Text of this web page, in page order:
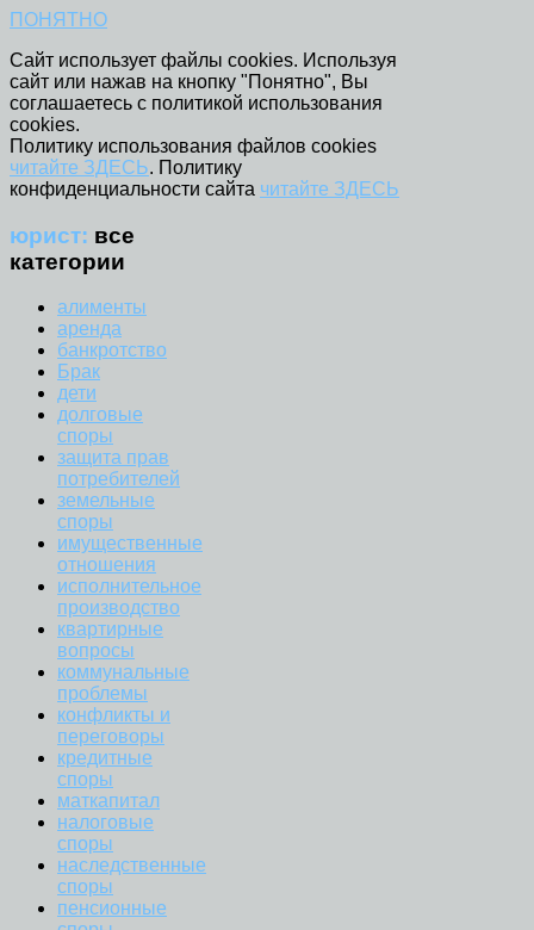
ПОНЯТНО
Сайт использует файлы cookies. Используя
сайт или нажав на кнопку "Понятно", Вы
соглашаетесь с политикой использования
cookies.
Политику использования файлов cookies
читайте ЗДЕСЬ. Политику
конфиденциальности сайта читайте ЗДЕСЬ
юрист: все
категории
алименты
аренда
банкротство
Брак
дети
долговые
споры
защита прав
потребителей
земельные
споры
имущественные
отношения
исполнительное
производство
квартирные
вопросы
коммунальные
проблемы
конфликты и
переговоры
кредитные
споры
маткапитал
налоговые
споры
наследственные
споры
пенсионные